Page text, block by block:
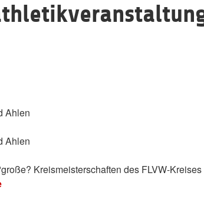
Ahlen
Ahlen
Kreismeisterschaften des FLVW-